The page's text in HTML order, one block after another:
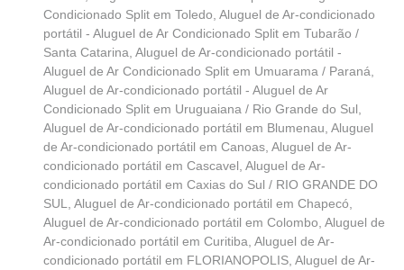
Condicionado Split em Toledo Aluguel de Ar-condicionado
portátil - Aluguel de Ar Condicionado Split em Tubarão /
Santa Catarina Aluguel de Ar-condicionado portátil -
Aluguel de Ar Condicionado Split em Umuarama / Paraná
Aluguel de Ar-condicionado portátil - Aluguel de Ar
Condicionado Split em Uruguaiana / Rio Grande do Sul
Aluguel de Ar-condicionado portátil em Blumenau Aluguel
de Ar-condicionado portátil em Canoas Aluguel de Ar-
condicionado portátil em Cascavel Aluguel de Ar-
condicionado portátil em Caxias do Sul / RIO GRANDE DO
SUL
Aluguel de Ar-condicionado portátil em Chapecó
Aluguel de Ar-condicionado portátil em Colombo Aluguel de
Ar-condicionado portátil em Curitiba Aluguel de Ar-
condicionado portátil em FLORIANOPOLIS Aluguel de Ar-